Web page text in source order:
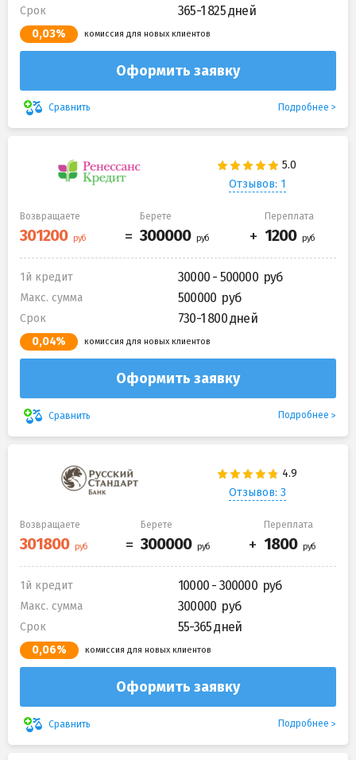
Срок 365-1 825 дней
0,03% комиссия для новых клиентов
Оформить заявку
Сравнить Подробнее
Отзывов: 1
Возвращаете Берете Переплата
1й кредит 30000 - 500000
Макс. сумма 500000
Срок 730-1 800 дней
0,04% комиссия для новых клиентов
Оформить заявку
Сравнить Подробнее
Отзывов: 3
Возвращаете Берете Переплата
1й кредит 10000 - 300000
Макс. сумма 300000
Срок 55-365 дней
0,06% комиссия для новых клиентов
Оформить заявку
Сравнить Подробнее